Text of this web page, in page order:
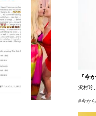
『今
沢村玲
#今か